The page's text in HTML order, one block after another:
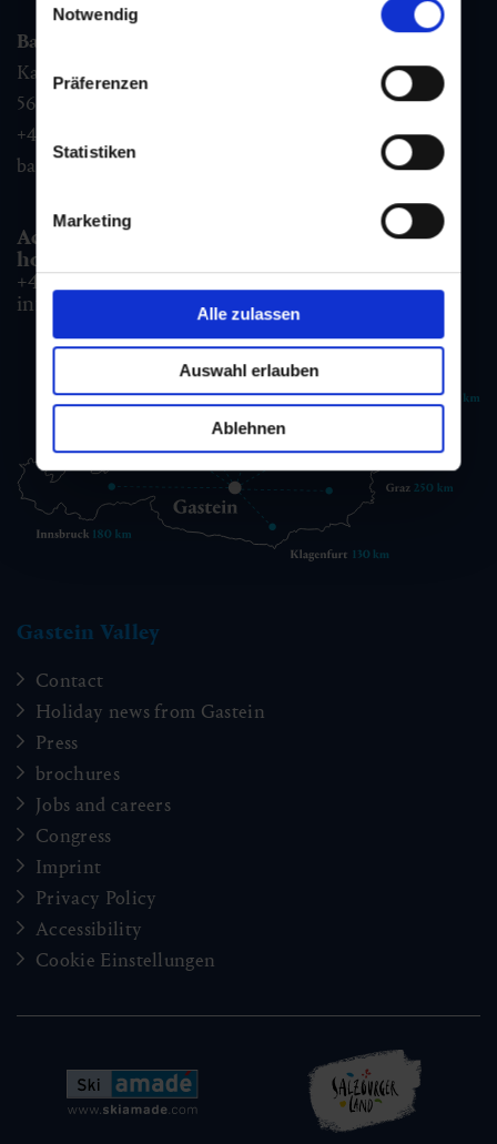
Nutzung der Dienste gesammelt haben.
Notwendig
Präferenzen
Statistiken
Marketing
Alle zulassen
Auswahl erlauben
Ablehnen
Bad Gastein
Kaiser Franz Josefstr. 27,
5640
+43 6432 3393 560
badgastein@gastein.com
Accommodation information & Booking
hotline:
+43 6432 3393 990
info@gastein.com
Gastein Valley
Contact
Holiday news from Gastein
Press
brochures
Jobs and careers
Congress
Imprint
Privacy Policy
Accessibility
Cookie Einstellungen